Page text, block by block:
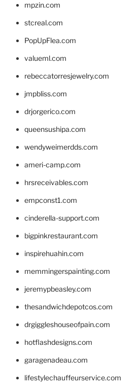
mpzin.com
stcreal.com
PopUpFlea.com
valueml.com
rebeccatorresjewelry.com
jmpbliss.com
drjorgerico.com
queensushipa.com
wendyweimerdds.com
ameri-camp.com
hrsreceivables.com
empconst1.com
cinderella-support.com
bigpinkrestaurant.com
inspirehuahin.com
memmingerspainting.com
jeremypbeasley.com
thesandwichdepotcos.com
drgiggleshouseofpain.com
hotflashdesigns.com
garagenadeau.com
lifestylechauffeurservice.com